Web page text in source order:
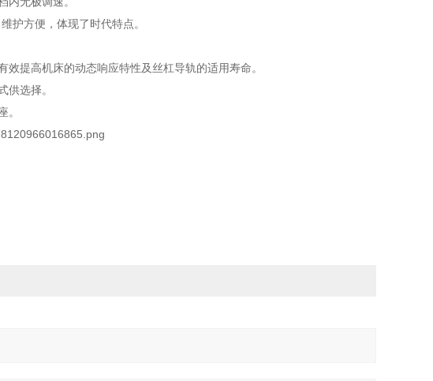
护方便，体现了时代特点。
提高机床的动态响应特性及丝杠导轨的适用寿命。
选择。
。